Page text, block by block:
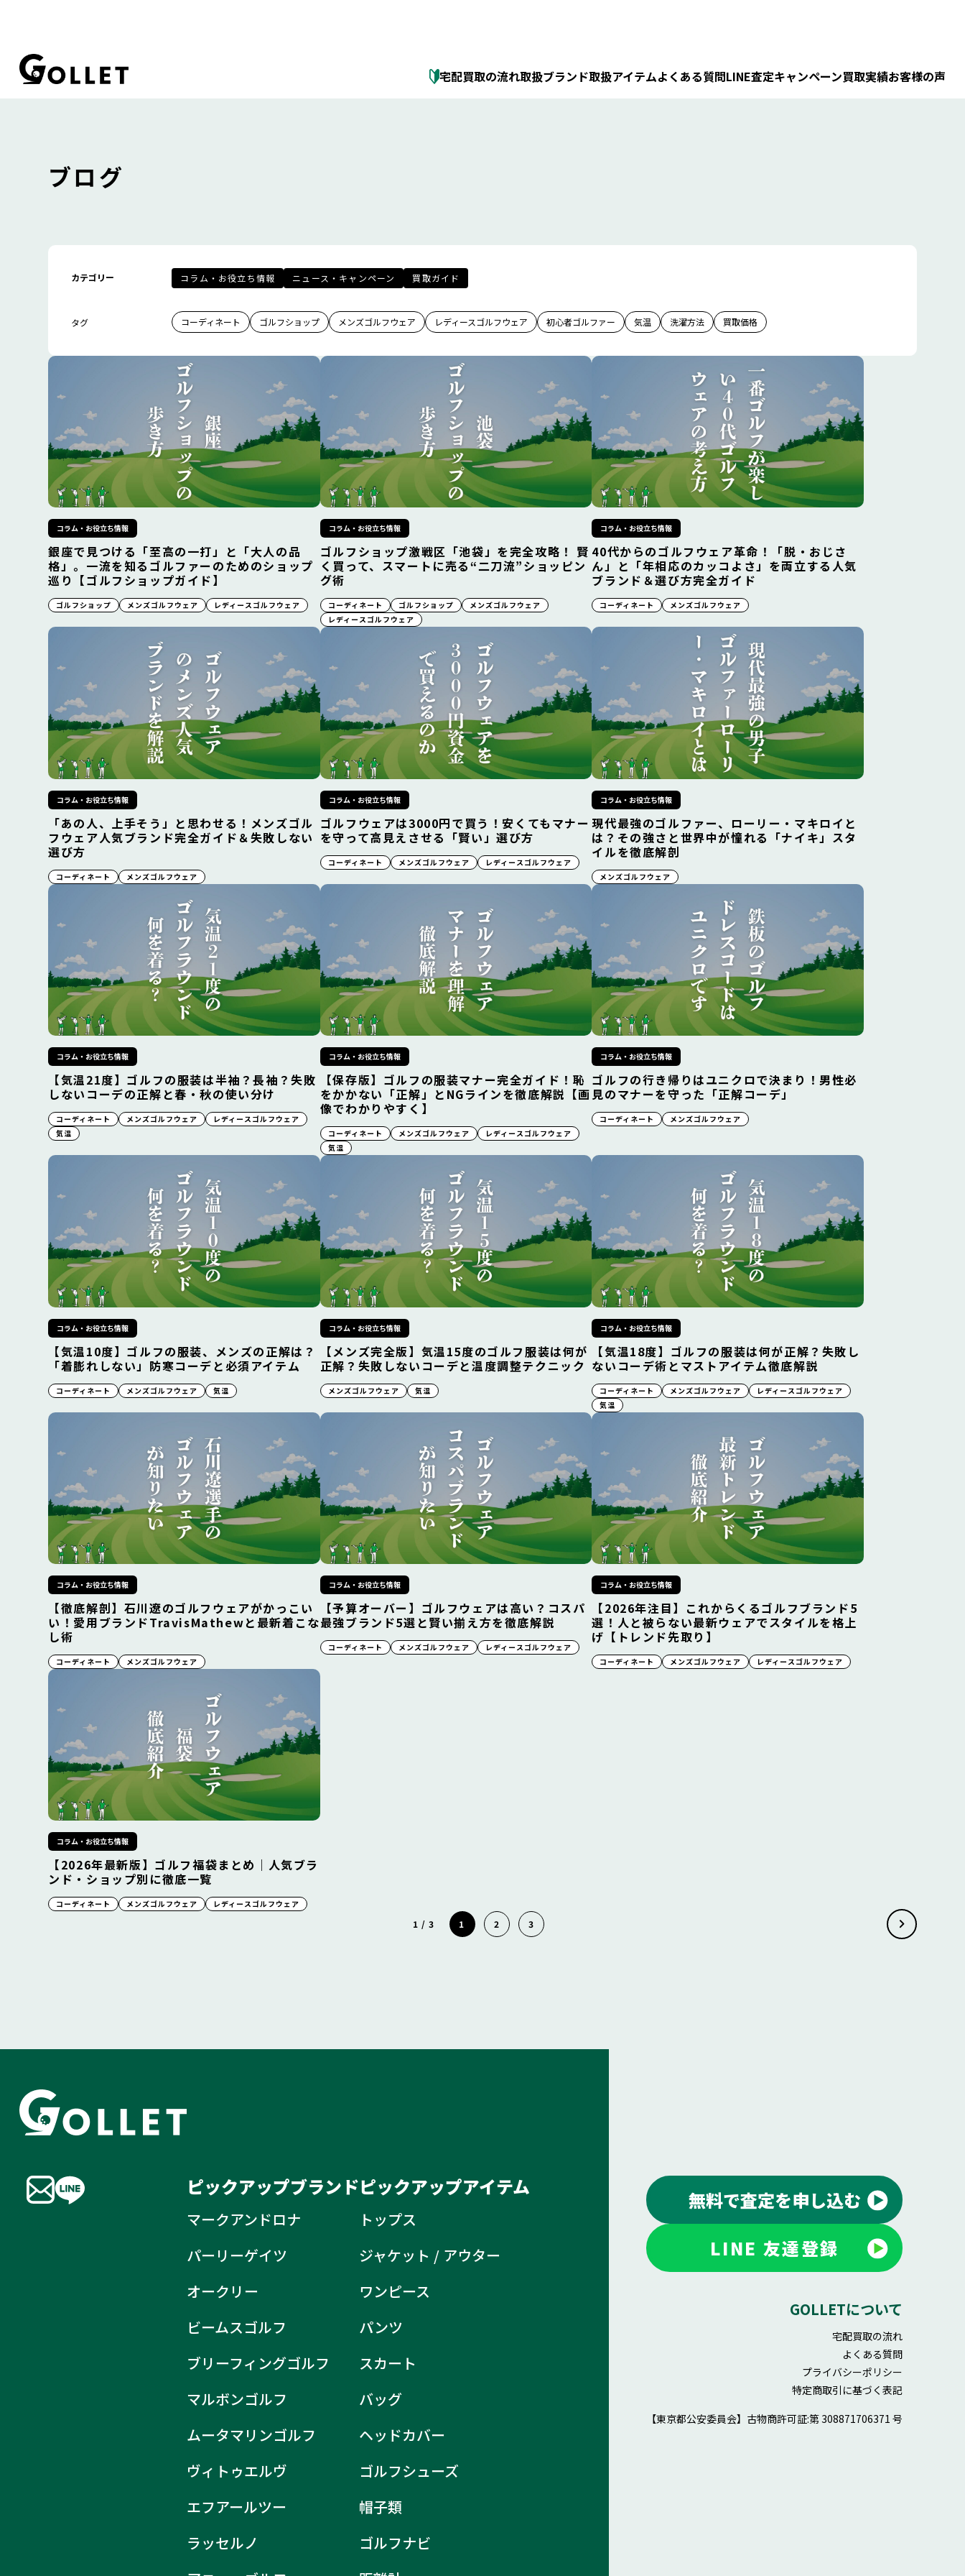
宅配買取の流れ取扱ブランド取扱アイテムよくある質問LINE査定キャンペーン買取実績お客様の声
ブログ
カテゴリー コラム・お役立ち情報 ニュース・キャンペーン 買取ガイド
タグ コーディネート ゴルフショップ メンズゴルフウェア レディースゴルフウェア 初心者ゴルファー 気温 洗濯方法 買取価格
コラム・お役立ち情報
銀座で見つける「至高の一打」と「大人の品
格」。一流を知るゴルファーのためのショップ
巡り【ゴルフショップガイド】
ゴルフショップ メンズゴルフウェア レディースゴルフウェア
コラム・お役立ち情報
ゴルフショップ激戦区「池袋」を完全攻略！ 賢
く買って、スマートに売る“二刀流”ショッピン
グ術
コーディネート ゴルフショップ
メンズゴルフウェア
レディースゴルフウェア
コラム・お役立ち情報
40代からのゴルフウェア革命！「脱・おじさ
ん」と「年相応のカッコよさ」を両立する人気
ブランド＆選び方完全ガイド
コーディネート メンズゴルフウェア
コラム・お役立ち情報
「あの人、上手そう」と思わせる！メンズゴル
フウェア人気ブランド完全ガイド＆失敗しない
選び方
コーディネート メンズゴルフウェア
コラム・お役立ち情報
ゴルフウェアは3000円で買う！安くてもマナー
を守って高見えさせる「賢い」選び方
コーディネート メンズゴルフウェア レディースゴルフウェア
コラム・お役立ち情報
現代最強のゴルファー、ローリー・マキロイと
は？その強さと世界中が憧れる「ナイキ」スタ
イルを徹底解剖
メンズゴルフウェア
コラム・お役立ち情報
【気温21度】ゴルフの服装は半袖？長袖？失敗
しないコーデの正解と春・秋の使い分け
コーディネート メンズゴルフウェア
レディースゴルフウェア
気温
コラム・お役立ち情報
【保存版】ゴルフの服装マナー完全ガイド！恥
をかかない「正解」とNGラインを徹底解説【画
像でわかりやすく】
コーディネート メンズゴルフウェア
レディースゴルフウェア
気温
コラム・お役立ち情報
ゴルフの行き帰りはユニクロで決まり！男性必
見のマナーを守った「正解コーデ」
コーディネート メンズゴルフウェア
コラム・お役立ち情報
【気温10度】ゴルフの服装、メンズの正解は？
「着膨れしない」防寒コーデと必須アイテム
コーディネート メンズゴルフウェア 気温
コラム・お役立ち情報
【メンズ完全版】気温15度のゴルフ服装は何が
正解？失敗しないコーデと温度調整テクニック
メンズゴルフウェア 気温
コラム・お役立ち情報
【気温18度】ゴルフの服装は何が正解？失敗し
ないコーデ術とマストアイテム徹底解説
コーディネート メンズゴルフウェア
レディースゴルフウェア
気温
コラム・お役立ち情報
【徹底解剖】石川遼のゴルフウェアがかっこい
い！愛用ブランドTravisMathewと最新着こな
し術
コーディネート メンズゴルフウェア
コラム・お役立ち情報
【予算オーバー】ゴルフウェアは高い？コスパ
最強ブランド5選と賢い揃え方を徹底解説
コーディネート メンズゴルフウェア レディースゴルフウェア
コラム・お役立ち情報
【2026年注目】これからくるゴルフブランド5
選！人と被らない最新ウェアでスタイルを格上
げ【トレンド先取り】
コーディネート メンズゴルフウェア レディースゴルフウェア
コラム・お役立ち情報
【2026年最新版】ゴルフ福袋まとめ｜人気ブラ
ンド・ショップ別に徹底一覧
コーディネート メンズゴルフウェア レディースゴルフウェア
1 / 3 1 2 3
ピックアップブランド
マークアンドロナ
パーリーゲイツ
オークリー
ビームスゴルフ
ブリーフィングゴルフ
マルボンゴルフ
ムータマリンゴルフ
ヴィトゥエルヴ
エフアールツー
ラッセルノ
ピックアップアイテム
トップス
ジャケット / アウター
ワンピース
パンツ
スカート
バッグ
ヘッドカバー
ゴルフシューズ
帽子類
ゴルフナビ
無料で査定を申し込む
LINE 友達登録
GOLLETについて
宅配買取の流れ
よくある質問
プライバシーポリシー
特定商取引に基づく表記
【東京都公安委員会】 古物商許可証:第 308871706371 号